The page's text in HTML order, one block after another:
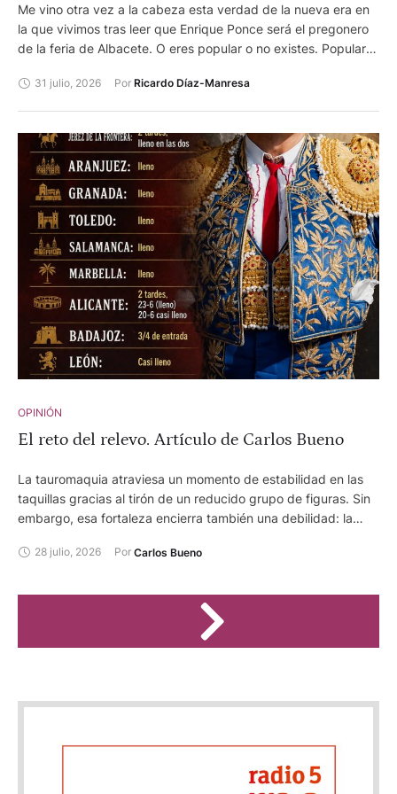
Me vino otra vez a la cabeza esta verdad de la nueva era en
la que vivimos tras leer que Enrique Ponce será el pregonero
de la feria de Albacete. O eres popular o no existes. Popular
menor grado, popular porque sales en televisión y, más
programa o cadena. Entonces existes y todos los demás,
aunque tengan muchísimos más méritos en la misma
profesión, oficio o actividad, no.
31 julio, 2026 Por Ricardo Díaz-Manresa
OPINIÓN
El reto del relevo. Artículo de Carlos Bueno
La tauromaquia atraviesa un momento de estabilidad en las
taquillas gracias al tirón de un reducido grupo de figuras. Sin
embargo, esa fortaleza encierra también una debilidad: la
capaces de ilusionar al público y garantizar el éxito taquillero
28 julio, 2026 Por Carlos Bueno